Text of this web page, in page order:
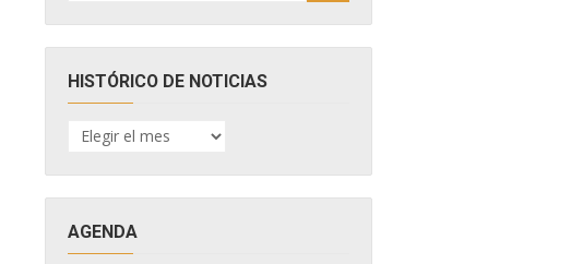
HISTÓRICO DE NOTICIAS
HISTÓRICO
DE
AGENDA